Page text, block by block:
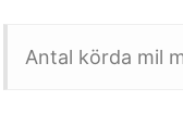
Antal körda mil